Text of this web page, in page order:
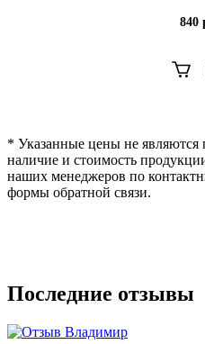
840
* Указанные цены не
наличие и стоимость
наших менеджеров по
формы обратной связи.
Последние отзывы